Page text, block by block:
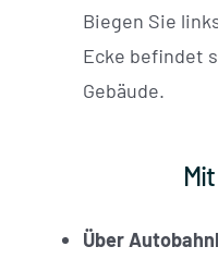
Biegen Sie
Ecke befindet
Gebäude.
Über